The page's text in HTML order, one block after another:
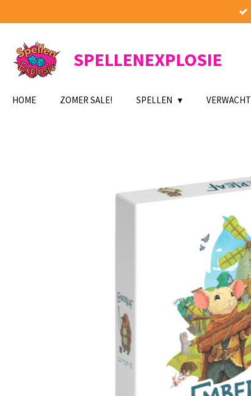
direct
hoofdinhoud
SPELLENEXPLOSIE
HOME ZOMER SALE! SPELLEN VERWACHT